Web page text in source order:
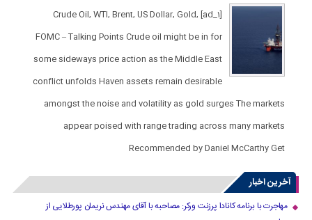
[ad_1] Crude Oil, WTI, Brent, US Dollar, Gold,
FOMC – Talking Points Crude oil might be in for
some sideways price action as the Middle East
conflict unfolds Haven assets remain desirable
amongst the noise and volatility as gold surges The markets
appear poised with range trading across many markets
Recommended by Daniel McCarthy Get
آخرین اخبار
مهاجرت با برنامه کانادا پرزنت ورکر: مصاحبه با آقای مهندس نریمان پورطلایی از